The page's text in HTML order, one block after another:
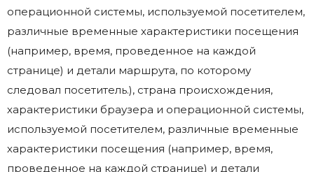
операционной системы, используемой посетителем,
различные временные характеристики посещения
(например, время, проведенное на каждой
странице) и детали маршрута, по которому
следовал посетитель.), страна происхождения,
характеристики браузера и операционной системы,
используемой посетителем, различные временные
характеристики посещения (например, время,
проведенное на каждой странице) и детали